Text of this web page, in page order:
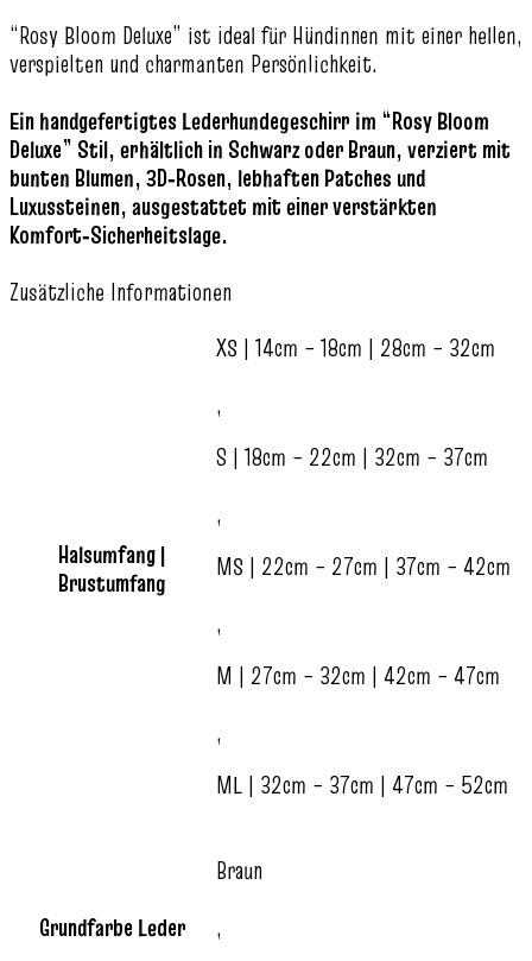
“Rosy Bloom Deluxe” ist ideal für Hündinnen mit einer hellen,
verspielten und charmanten Persönlichkeit.
Ein handgefertigtes Lederhundegeschirr im “Rosy Bloom
Deluxe” Stil, erhältlich in Schwarz oder Braun, verziert mit
bunten Blumen, 3D‑Rosen, lebhaften Patches und
Luxussteinen, ausgestattet mit einer verstärkten
Komfort‑Sicherheitslage.
Zusätzliche Informationen
Halsumfang |
Brustumfang
XS | 14cm – 18cm | 28cm – 32cm
,
S | 18cm – 22cm | 32cm – 37cm
,
MS | 22cm – 27cm | 37cm – 42cm
,
M | 27cm – 32cm | 42cm – 47cm
,
ML | 32cm – 37cm | 47cm – 52cm
Grundfarbe Leder
Braun
,